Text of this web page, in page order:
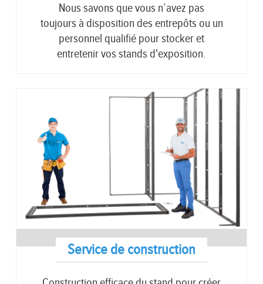
Nous savons que vous n’avez pas
toujours à disposition des entrepôts ou un
personnel qualifié pour stocker et
entretenir vos stands d'exposition.
Service de construction